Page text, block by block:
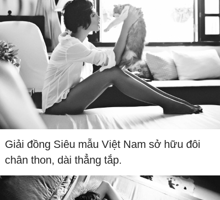
Giải đồng Siêu mẫu Việt Nam sở hữu đôi
chân thon, dài thẳng tắp.